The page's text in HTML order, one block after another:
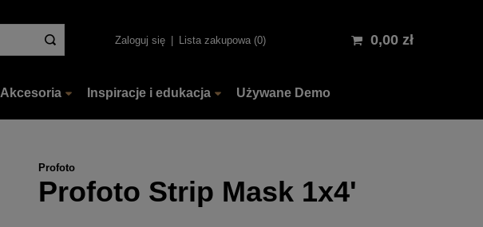
Zaloguj się Lista zakupowa 0 0,00 zł
Akcesoria Inspiracje i edukacja Używane Demo
Profoto
Profoto Strip Mask 1x4'